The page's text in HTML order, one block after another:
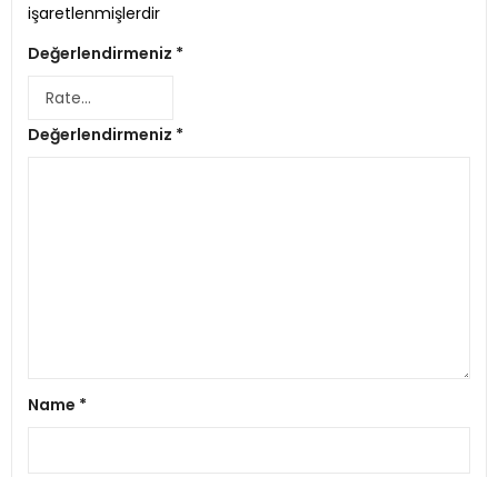
işaretlenmişlerdir
Değerlendirmeniz *
Değerlendirmeniz *
Name *